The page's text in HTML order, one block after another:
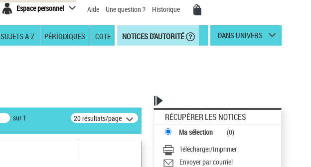
Espace personnel Aide Une question ? Historique
SUJETS A-Z PÉRIODIQUES COTE NOTICES D'AUTORITÉ DANS UNIVERS
sur 1 20 résultats/page RÉCUPÉRER LES NOTICES
Ma sélection (0)
Télécharger/Imprimer
Envoyer par courriel